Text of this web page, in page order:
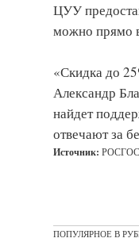
ЦУУ
можно
«Скидка до
Александр
найдет
отвечают за
Источник:
ПОПУЛЯРНОЕ В